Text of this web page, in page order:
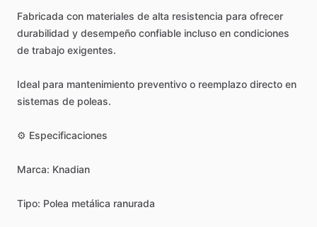
Fabricada con materiales de alta resistencia para ofrecer
durabilidad y desempeño confiable incluso en condiciones
de trabajo exigentes.
Ideal para mantenimiento preventivo o reemplazo directo en
sistemas de poleas.
⚙️ Especificaciones
Marca: Knadian
Tipo: Polea metálica ranurada